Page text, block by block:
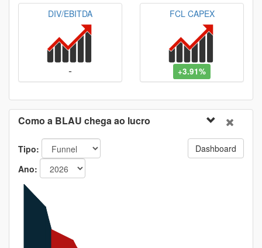
DIV/EBITDA
-
FCL CAPEX
+3.91%
Como a BLAU chega ao lucro
Tipo:
Ano:
Dashboard